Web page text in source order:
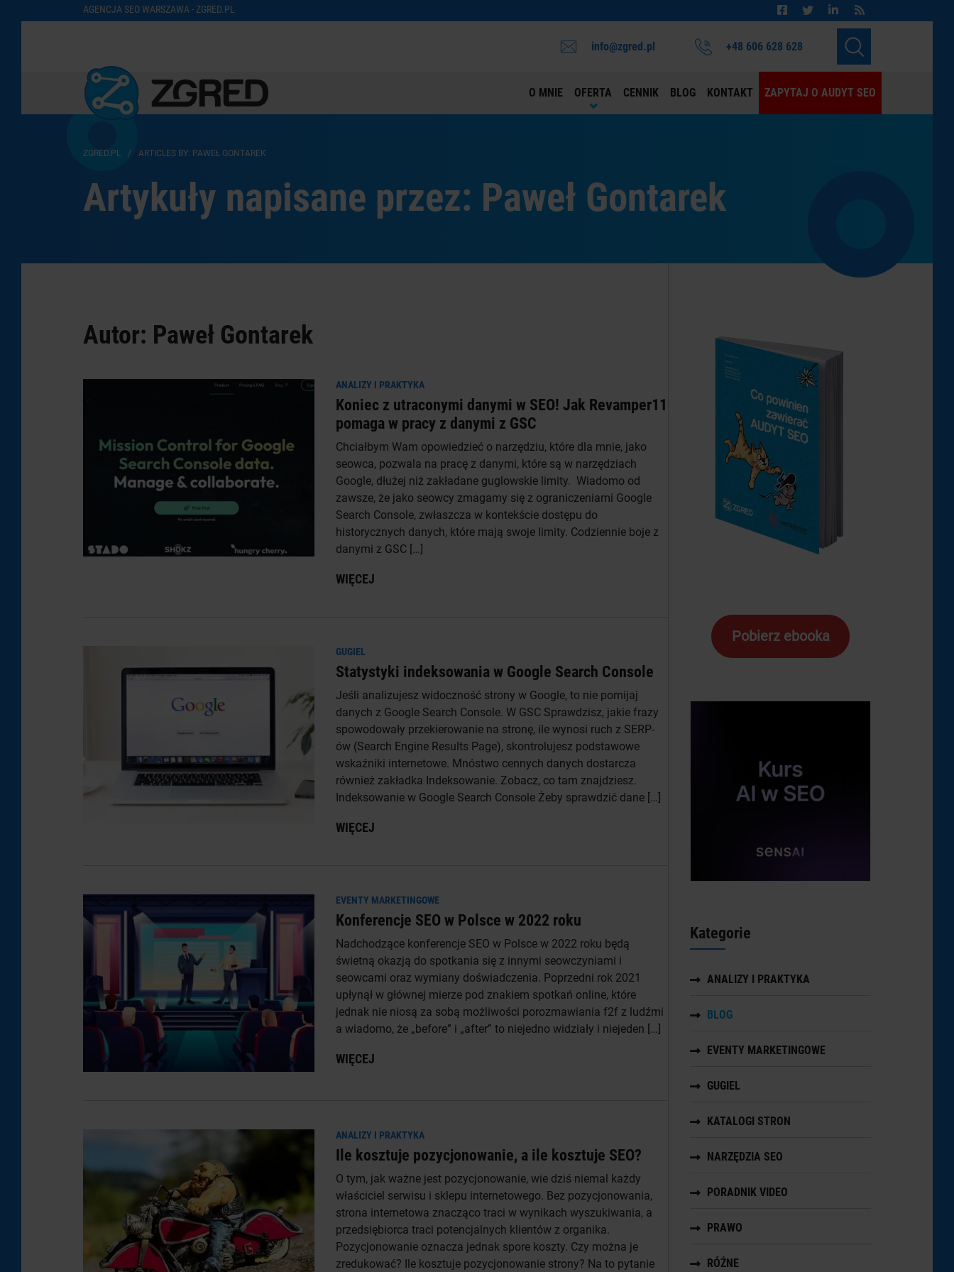
AGENCJA SEO WARSZAWA - ZGRED.PL
info@zgred.pl +48 606 628 628
O MNIE OFERTA CENNIK BLOG KONTAKT ZAPYTAJ O AUDYT SEO
ZGRED.PL / ARTICLES BY: PAWEŁ GONTAREK
Artykuły napisane przez: Paweł Gontarek
Autor: Paweł Gontarek
ANALIZY I PRAKTYKA
Koniec z utraconymi danymi w SEO! Jak Revamper11
pomaga w pracy z danymi z GSC
Chciałbym Wam opowiedzieć o narzędziu, które dla mnie, jako
seowca, pozwala na pracę z danymi, które są w narzędziach
Google, dłużej niż zakładane guglowskie limity. Wiadomo od
zawsze, że jako seowcy zmagamy się z ograniczeniami Google
Search Console, zwłaszcza w kontekście dostępu do
historycznych danych, które mają swoje limity. Codziennie boje z
danymi z GSC […]
WIĘCEJ
GUGIEL
Statystyki indeksowania w Google Search Console
Jeśli analizujesz widoczność strony w Google, to nie pomijaj
danych z Google Search Console. W GSC Sprawdzisz, jakie frazy
spowodowały przekierowanie na stronę, ile wynosi ruch z SERP-
ów (Search Engine Results Page), skontrolujesz podstawowe
wskaźniki internetowe. Mnóstwo cennych danych dostarcza
również zakładka Indeksowanie. Zobacz, co tam znajdziesz.
Indeksowanie w Google Search Console Żeby sprawdzić dane […]
WIĘCEJ
EVENTY MARKETINGOWE
Konferencje SEO w Polsce w 2022 roku
Nadchodzące konferencje SEO w Polsce w 2022 roku będą
świetną okazją do spotkania się z innymi seowczyniami i
seowcami oraz wymiany doświadczenia. Poprzedni rok 2021
upłynął w głównej mierze pod znakiem spotkań online, które
jednak nie niosą za sobą możliwości porozmawiania f2f z ludźmi
a wiadomo, że „before” i „after” to niejedno widziały i niejeden […]
WIĘCEJ
ANALIZY I PRAKTYKA
Ile kosztuje pozycjonowanie, a ile kosztuje SEO?
O tym, jak ważne jest pozycjonowanie, wie dziś niemal każdy
właściciel serwisu i sklepu internetowego. Bez pozycjonowania,
strona internetowa znacząco traci w wynikach wyszukiwania, a
przedsiębiorca traci potencjalnych klientów z organika.
Pozycjonowanie oznacza jednak spore koszty. Czy można je
zredukować? Ile kosztuje pozycjonowanie strony? Na to pytanie
Pobierz ebooka
Kategorie
ANALIZY I PRAKTYKA
BLOG
EVENTY MARKETINGOWE
GUGIEL
KATALOGI STRON
NARZĘDZIA SEO
PORADNIK VIDEO
PRAWO
RÓŻNE